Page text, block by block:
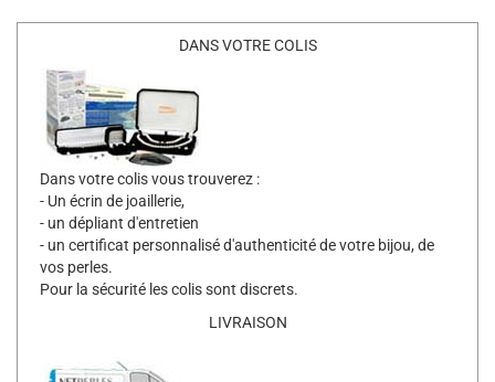
DANS VOTRE COLIS
Dans votre colis vous trouverez :
- Un écrin de joaillerie,
- un dépliant d'entretien
- un certificat personnalisé d'authenticité de votre bijou, de
vos perles.
Pour la sécurité les colis sont discrets.
LIVRAISON